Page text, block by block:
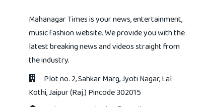
Mahanagar Times is your news, entertainment,
music fashion website. We provide you with the
latest breaking news and videos straight from
the industry.
Plot no. 2, Sahkar Marg, Jyoti Nagar, Lal
Kothi, Jaipur (Raj.) Pincode 302015